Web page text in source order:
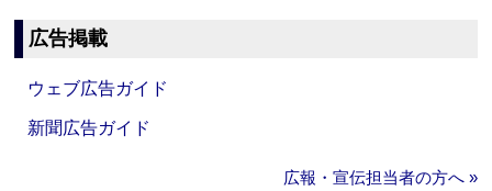
広告掲載
ウェブ広告ガイド
新聞広告ガイド
広報・宣伝担当者の方へ »